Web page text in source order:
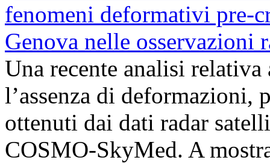
Una recente analisi
l’assenza di
ottenuti dai dati radar
COSMO-SkyMed. A